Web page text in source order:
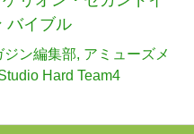
バイブル
ジン編集部 アミューズメ
Hard Team4